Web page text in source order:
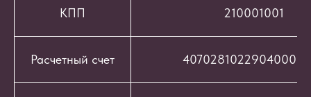
КПП 210001001
Расчетный счет